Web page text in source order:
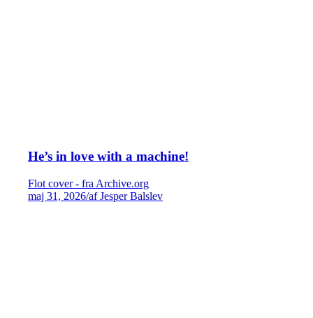
He’s in love with a machine!
Flot cover - fra Archive.org
maj 31, 2026/af Jesper Balslev